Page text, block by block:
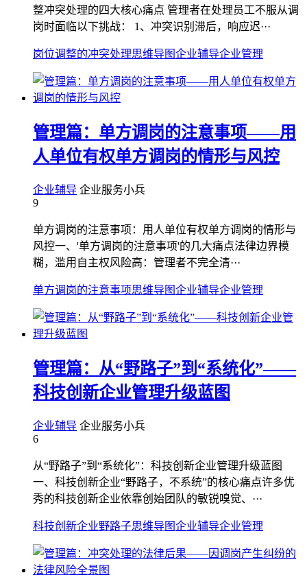
整冲突处理的四大核心痛点 管理者在处理员工不服从调
岗时面临以下挑战： 1、冲突识别滞后，响应迟···
岗位调整的冲突处理思维导图企业辅导企业管理
管理篇：单方调岗的注意事项——用
人单位有权单方调岗的情形与风控
企业辅导 企业服务小兵
9
单方调岗的注意事项：用人单位有权单方调岗的情形与
风控一、'单方调岗的注意事项'的几大痛点法律边界模
糊，滥用自主权风险高：管理者不完全清···
单方调岗的注意事项思维导图企业辅导企业管理
管理篇：从“野路子”到“系统化”——
科技创新企业管理升级蓝图
企业辅导 企业服务小兵
6
从“野路子”到“系统化”：科技创新企业管理升级蓝图
一、科技创新企业“野路子，不系统”的核心痛点许多优
秀的科技创新企业依靠创始团队的敏锐嗅觉、···
科技创新企业野路子思维导图企业辅导企业管理